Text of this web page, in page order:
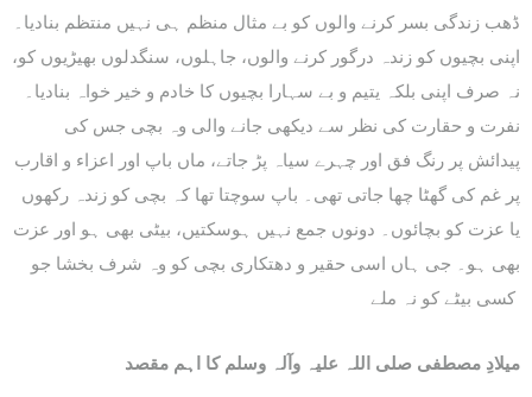
ڈھب زندگی بسر کرنے والوں کو بے مثال منظم ہی نہیں منتظم بنادیا۔
اپنی بچیوں کو زندہ درگور کرنے والوں، جاہلوں، سنگدلوں بھیڑیوں کو،
نہ صرف اپنی بلکہ یتیم و بے سہارا بچیوں کا خادم و خیر خواہ بنادیا۔
نفرت و حقارت کی نظر سے دیکھی جانے والی وہ بچی جس کی
پیدائش پر رنگ فق اور چہرے سیاہ پڑ جاتے، ماں باپ اور اعزاء و اقارب
پر غم کی گھٹا چھا جاتی تھی۔ باپ سوچتا تھا کہ بچی کو زندہ رکھوں
یا عزت کو بچائوں۔ دونوں جمع نہیں ہوسکتیں، بیٹی بھی ہو اور عزت
بھی ہو۔ جی ہاں اسی حقیر و دھتکاری بچی کو وہ شرف بخشا جو
کسی بیٹے کو نہ ملے
میلادِ مصطفی صلی اللہ علیہ وآلہ وسلم کا اہم مقصد